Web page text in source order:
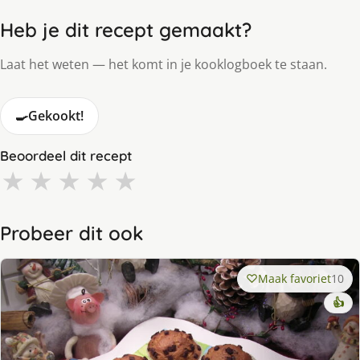
Heb je dit recept gemaakt?
Laat het weten — het komt in je kooklogboek te staan.
🍳Gekookt!
Beoordeel dit recept
★ ★ ★ ★ ★
Probeer dit ook
Maak favoriet10
👍